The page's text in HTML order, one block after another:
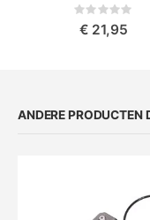
Rating:
€ 21,95
ANDERE PRODUCTEN